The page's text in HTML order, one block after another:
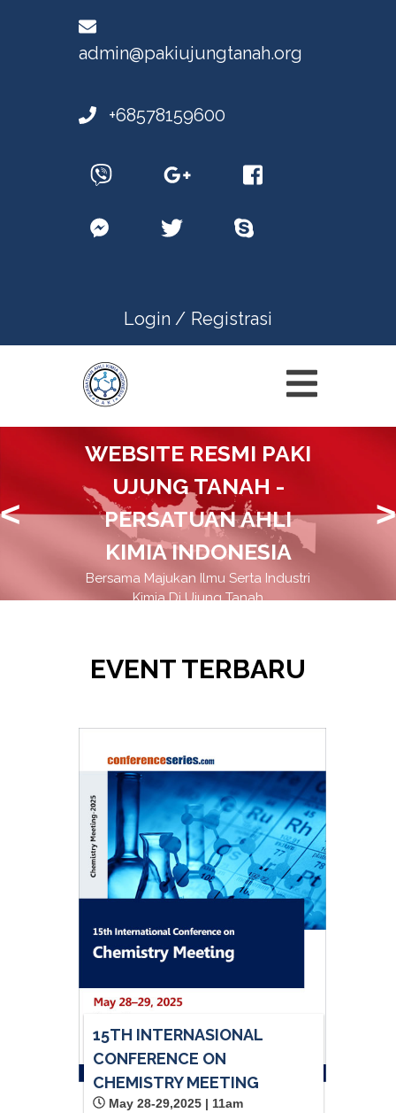
admin@pakiujungtanah.org
+68578159600
Login / Registrasi
WEBSITE RESMI PAKI
UJUNG TANAH -
PERSATUAN AHLI
KIMIA INDONESIA
Bersama Majukan Ilmu Serta Industri
Kimia Di Ujung Tanah
< >
EVENT TERBARU
15TH INTERNASIONAL
CONFERENCE ON
CHEMISTRY MEETING
May 28-29,2025 | 11am